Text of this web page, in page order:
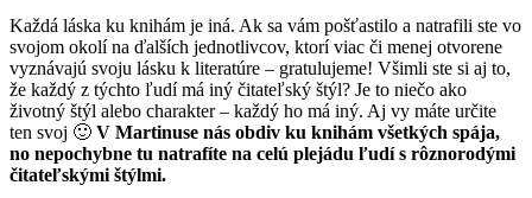
Každá láska ku knihám je iná. Ak sa vám pošťastilo a natrafili ste vo
svojom okolí na ďalších jednotlivcov, ktorí viac či menej otvorene
vyznávajú svoju lásku k literatúre – gratulujeme! Všimli ste si aj to,
že každý z týchto ľudí má iný čitateľský štýl? Je to niečo ako
životný štýl alebo charakter – každý ho má iný. Aj vy máte určite
ten svoj 🙂 V Martinuse nás obdiv ku knihám všetkých spája,
no nepochybne tu natrafíte na celú plejádu ľudí s rôznorodými
čitateľskými štýlmi.